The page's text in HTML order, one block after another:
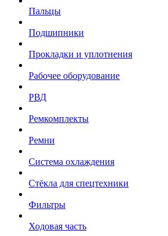
Пальцы
Подшипники
Прокладки и уплотнения
Рабочее оборудование
РВД
Ремкомплекты
Ремни
Система охлаждения
Стёкла для спецтехники
Фильтры
Ходовая часть